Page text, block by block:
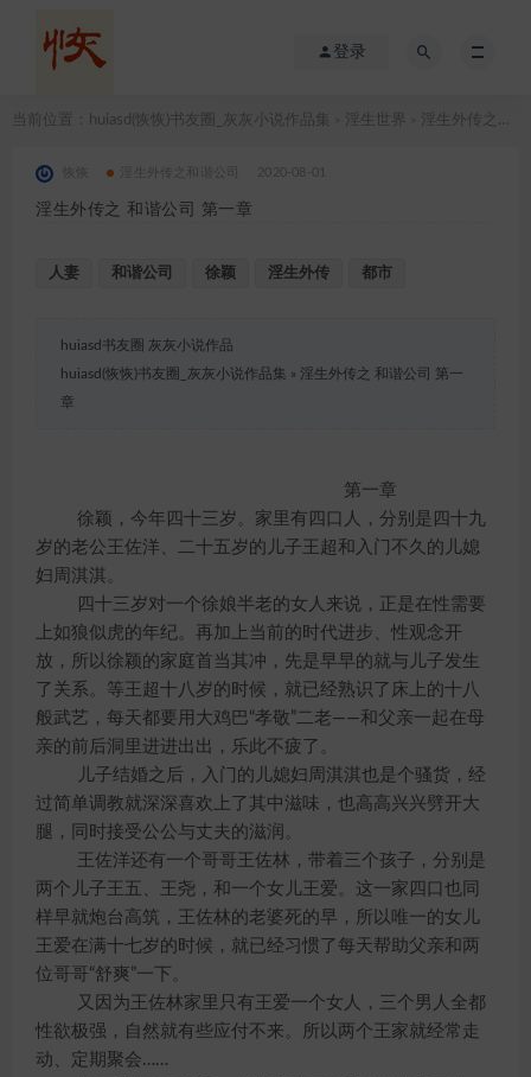
登录
当前位置： huiasd(恢恢)书友圈_灰灰小说作品集 淫生世界 淫生外传之和谐公司
淫生外传之和谐公司 2020-08-01
淫生外传之 和谐公司 第一章
人妻 和谐公司 徐颖 淫生外传 都市
huiasd书友圈 灰灰小说作品
huiasd(恢恢)书友圈_灰灰小说作品集 » 淫生外传之 和谐公司 第一
章
第一章
徐颖，今年四十三岁。家里有四口人，分别是四十九
岁的老公王佐洋、二十五岁的儿子王超和入门不久的儿媳
妇周淇淇。
四十三岁对一个徐娘半老的女人来说，正是在性需要
上如狼似虎的年纪。再加上当前的时代进步、性观念开
放，所以徐颖的家庭首当其冲，先是早早的就与儿子发生
了关系。等王超十八岁的时候，就已经熟识了床上的十八
般武艺，每天都要用大鸡巴“孝敬”二老——和父亲一起在母
亲的前后洞里进进出出，乐此不疲了。
儿子结婚之后，入门的儿媳妇周淇淇也是个骚货，经
过简单调教就深深喜欢上了其中滋味，也高高兴兴劈开大
腿，同时接受公公与丈夫的滋润。
王佐洋还有一个哥哥王佐林，带着三个孩子，分别是
两个儿子王五、王尧，和一个女儿王爱。这一家四口也同
样早就炮台高筑，王佐林的老婆死的早，所以唯一的女儿
王爱在满十七岁的时候，就已经习惯了每天帮助父亲和两
位哥哥“舒爽”一下。
又因为王佐林家里只有王爱一个女人，三个男人全都
性欲极强，自然就有些应付不来。所以两个王家就经常走
动、定期聚会……